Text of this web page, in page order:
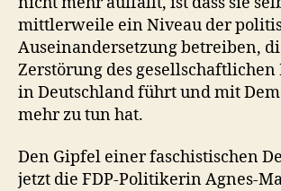
mittlerweile ein Niveau der
Auseinandersetzung betreiben,
Zerstörung des
in Deutschland führt und mit
mehr zu tun hat.
Den Gipfel einer faschistischen
jetzt die FDP-Politikerin Agnes-